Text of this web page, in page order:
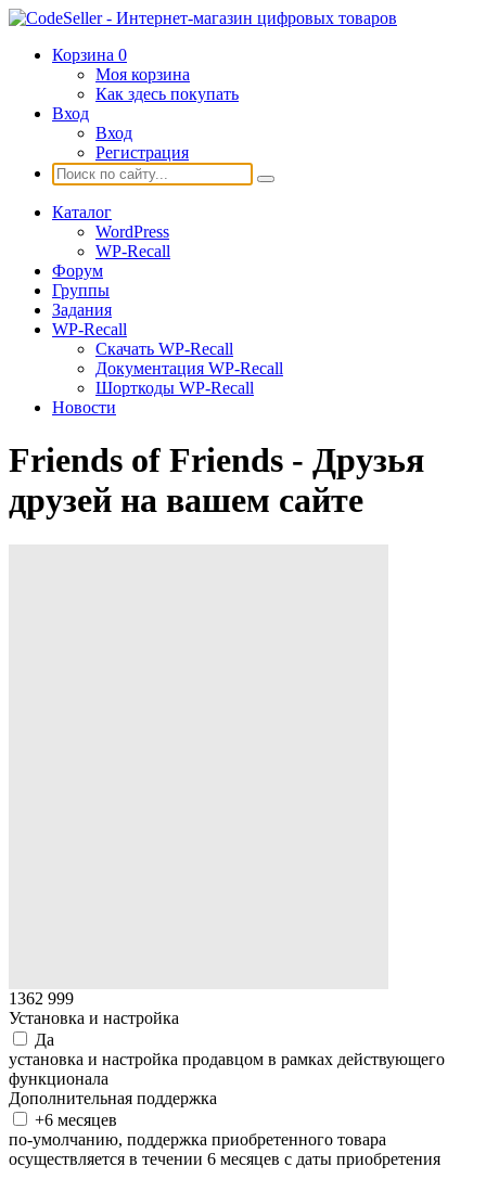
Корзина 0
Моя корзина
Как здесь покупать
Вход
Вход
Регистрация
Каталог
WordPress
WP-Recall
Форум
Группы
Задания
WP-Recall
Скачать WP-Recall
Документация WP-Recall
Шорткоды WP-Recall
Новости
Friends of Friends - Друзья
друзей на вашем сайте
1362 999
Установка и настройка
Да
установка и настройка продавцом в рамках действующего
функционала
Дополнительная поддержка
+6 месяцев
по-умолчанию, поддержка приобретенного товара
осуществляется в течении 6 месяцев с даты приобретения